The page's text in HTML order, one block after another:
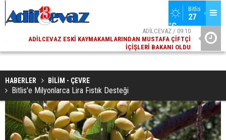
Bitlis
27
°C
ADİLCEVAZ / 09:10
ADILCEVAZ ESKI KAYMAKAMLARINDAN MUSTAFA ÇIFTÇI
İÇIŞLERI BAKANI OLDU
HABERLER BİLİM - ÇEVRE
Bitlis'e Milyonlarca Lira Fıstık Desteği